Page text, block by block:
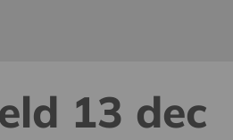
13 dec